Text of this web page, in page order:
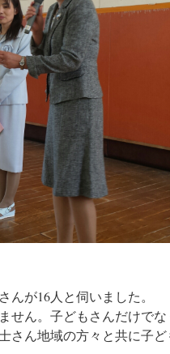
が16人と伺いました。
せん。子どもさんだけで
さん地域の方々と共に子ど